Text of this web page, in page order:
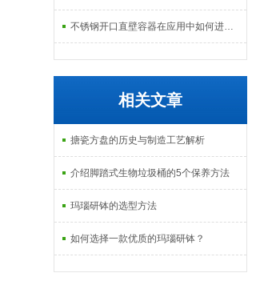
不锈钢开口直壁容器在应用中如何进行维护和保养？
相关文章
搪瓷方盘的历史与制造工艺解析
介绍脚踏式生物垃圾桶的5个保养方法
玛瑙研钵的选型方法
如何选择一款优质的玛瑙研钵？